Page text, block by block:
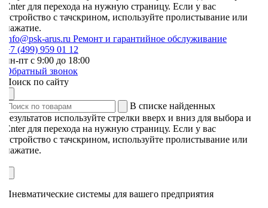
для перехода на нужную страницу. Если у вас
с тачскрином, используйте пролистывание или
arus.ruРемонт и гарантийное обслуживание
(499) 959 01 12
пт с 9:00 до 18:00
звонок
по сайту
В списке найденных
используйте стрелки вверх и вниз для выбора и
для перехода на нужную страницу. Если у вас
с тачскрином, используйте пролистывание или
системы для вашего предприятия